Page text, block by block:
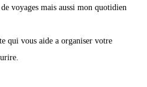
voyages mais aussi mon quotidien
qui vous aide a organiser votre